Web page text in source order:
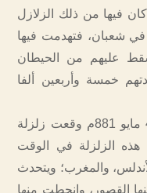
فيها من ذلك الزلازل
في شعبان، فتهدمت فيها
عليهم من الحيطان
خمسة وأربعين ألفا
وفي يوم الخميس 2 شوال 267هـ/ 4 مايو 881م وقعت زلزلة
الزلزلة في الوقت
والمغرب؛ ويتحدث
القصور، وانحطت منها